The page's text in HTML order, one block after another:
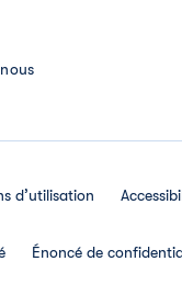
d’utilisation
Énoncé de